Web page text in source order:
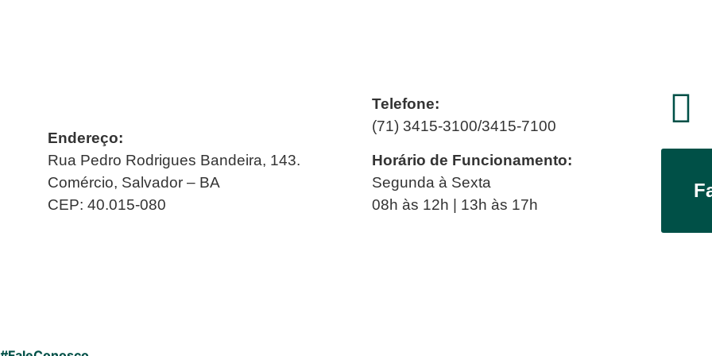
Endereço:
Rua Pedro Rodrigues Bandeira, 143.
Comércio, Salvador – BA
CEP: 40.015-080
Telefone:
(71) 3415-3100/3415-7100
Horário de Funcionamento:
Segunda à Sexta
08h às 12h | 13h às 17h